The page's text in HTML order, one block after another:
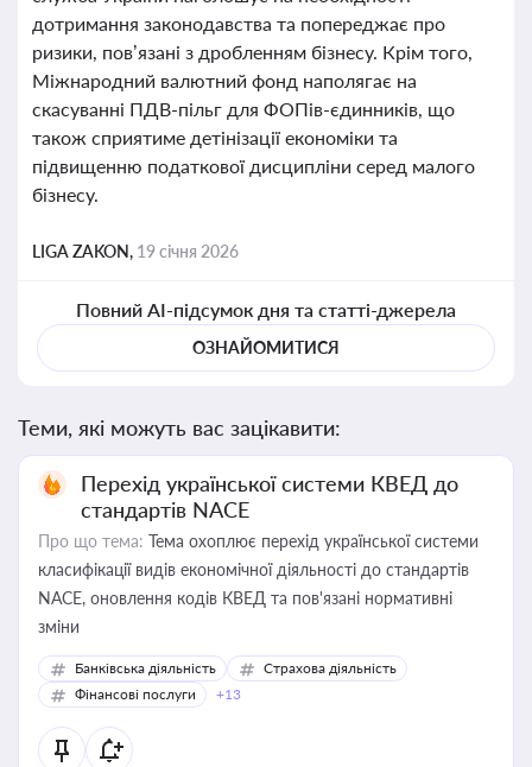
дотримання законодавства та попереджає про
ризики, пов’язані з дробленням бізнесу. Крім того,
Міжнародний валютний фонд наполягає на
скасуванні ПДВ-пільг для ФОПів-єдинників, що
також сприятиме детінізації економіки та
підвищенню податкової дисципліни серед малого
бізнесу.
LIGA ZAKON, 19 січня 2026
Повний AI-підсумок дня та статті-джерела
ОЗНАЙОМИТИСЯ
Теми, які можуть вас зацікавити:
Перехід української системи КВЕД до
стандартів NACE
Про що тема: Тема охоплює перехід української системи
класифікації видів економічної діяльності до стандартів
NACE, оновлення кодів КВЕД та пов'язані нормативні
зміни
Банківська діяльність
Страхова діяльність
Фінансові послуги
+13